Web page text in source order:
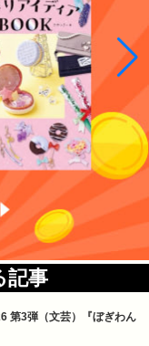
記事
第3弾（文芸）『ぼぎわん